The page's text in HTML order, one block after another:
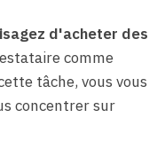
d'acheter des
comme
tâche, vous vous
concentrer sur